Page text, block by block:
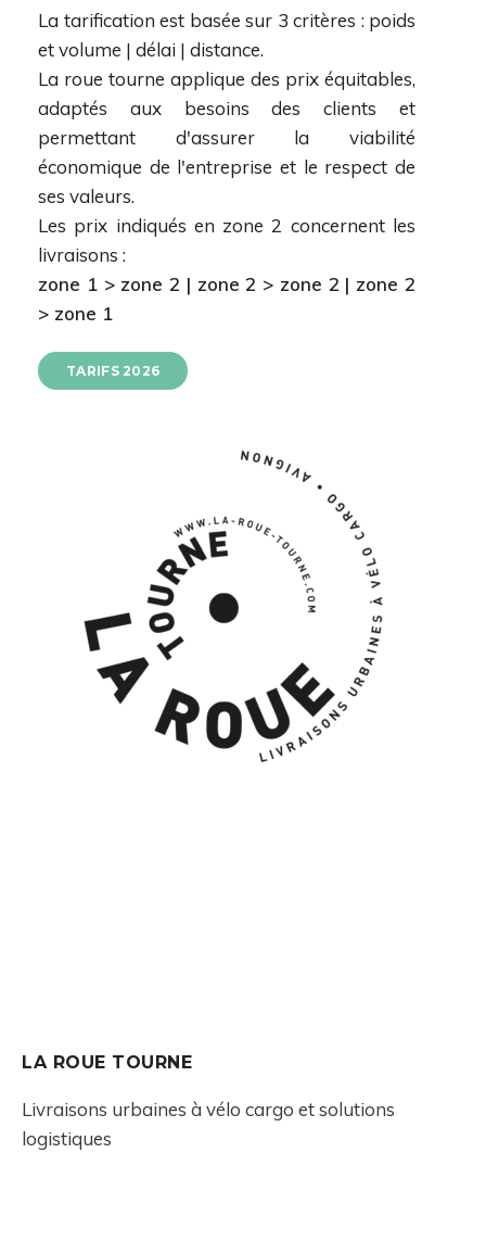
La tarification est basée sur 3 critères : poids
et volume | délai | distance.
La roue tourne applique des prix équitables,
adaptés aux besoins des clients et
permettant d'assurer la viabilité
économique de l'entreprise et le respect de
ses valeurs.
Les prix indiqués en zone 2 concernent les
livraisons :
zone 1 > zone 2 | zone 2 > zone 2 | zone 2
> zone 1
TARIFS 2026
LA ROUE TOURNE
Livraisons urbaines à vélo cargo et solutions
logistiques